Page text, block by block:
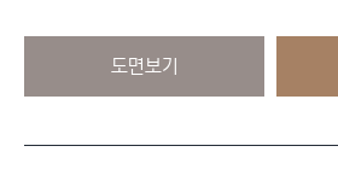
도면보기